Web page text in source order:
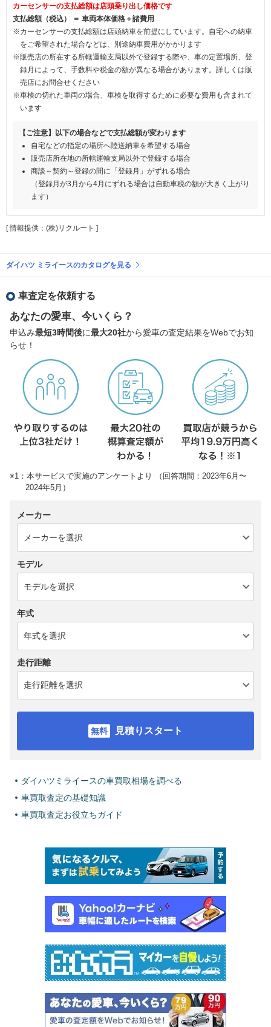
カーセンサーの支払総額は店頭乗り出し価格です
支払総額（税込） ＝ 車両本体価格＋諸費用
※カーセンサーの支払総額は店頭納車を前提にしています。自宅への納車
をご希望された場合などは、別途納車費用がかかります
※販売店の所在する所轄運輸支局以外で登録する際や、車の定置場所、登
録月によって、手数料や税金の額が異なる場合があります。詳しくは販
売店にお問合せください
※車検の切れた車両の場合、車検を取得するために必要な費用も含まれて
います
【ご注意】以下の場合などで支払総額が変わります
自宅などの指定の場所へ陸送納車を希望する場合
販売店所在地の所轄運輸支局以外で登録する場合
商談～契約～登録の間に「登録月」がずれる場合
（登録月が3月から4月にずれる場合は自動車税の額が大きく上がり
ます）
[ 情報提供：(株)リクルート ]
ダイハツ ミライースのカタログを見る
車査定を依頼する
あなたの愛車、今いくら？
申込み最短3時間後に最大20社から愛車の査定結果をWebでお知
らせ！
※1：本サービスで実施のアンケートより （回答期間：2023年6月〜
2024年5月）
メーカー
モデル
年式
走行距離
見積りスタート
ダイハツミライースの車買取相場を調べる
車買取査定の基礎知識
車買取査定お役立ちガイド